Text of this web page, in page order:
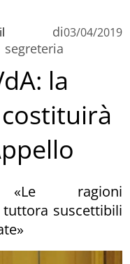
di
segreteria
il 03/04/2019
la
«Le ragioni
suscettibili